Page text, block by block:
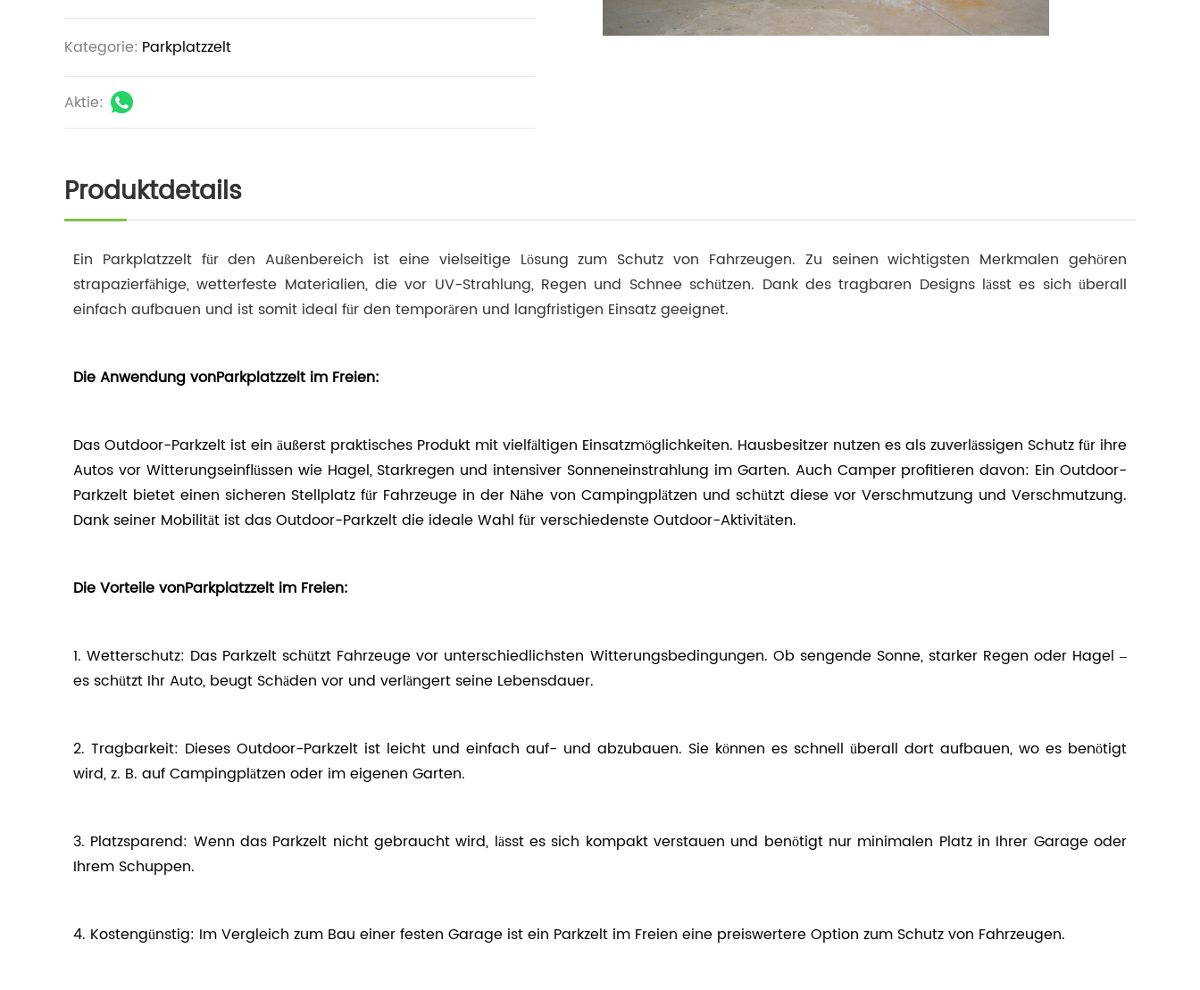
Kategorie: Parkplatzzelt
Aktie:
Produktdetails
Ein Parkplatzzelt für den Außenbereich ist eine vielseitige Lösung zum Schutz von Fahrzeugen. Zu seinen wichtigsten Merkmalen gehören
strapazierfähige, wetterfeste Materialien, die vor UV-Strahlung, Regen und Schnee schützen. Dank des tragbaren Designs lässt es sich überall
einfach aufbauen und ist somit ideal für den temporären und langfristigen Einsatz geeignet.
Die Anwendung vonParkplatzzelt im Freien:
Das Outdoor-Parkzelt ist ein äußerst praktisches Produkt mit vielfältigen Einsatzmöglichkeiten. Hausbesitzer nutzen es als zuverlässigen Schutz für ihre
Autos vor Witterungseinflüssen wie Hagel, Starkregen und intensiver Sonneneinstrahlung im Garten. Auch Camper profitieren davon: Ein Outdoor-
Parkzelt bietet einen sicheren Stellplatz für Fahrzeuge in der Nähe von Campingplätzen und schützt diese vor Verschmutzung und Verschmutzung.
Dank seiner Mobilität ist das Outdoor-Parkzelt die ideale Wahl für verschiedenste Outdoor-Aktivitäten.
Die Vorteile vonParkplatzzelt im Freien:
1. Wetterschutz: Das Parkzelt schützt Fahrzeuge vor unterschiedlichsten Witterungsbedingungen. Ob sengende Sonne, starker Regen oder Hagel –
es schützt Ihr Auto, beugt Schäden vor und verlängert seine Lebensdauer.
2. Tragbarkeit: Dieses Outdoor-Parkzelt ist leicht und einfach auf- und abzubauen. Sie können es schnell überall dort aufbauen, wo es benötigt
wird, z. B. auf Campingplätzen oder im eigenen Garten.
3. Platzsparend: Wenn das Parkzelt nicht gebraucht wird, lässt es sich kompakt verstauen und benötigt nur minimalen Platz in Ihrer Garage oder
Ihrem Schuppen.
4. Kostengünstig: Im Vergleich zum Bau einer festen Garage ist ein Parkzelt im Freien eine preiswertere Option zum Schutz von Fahrzeugen.